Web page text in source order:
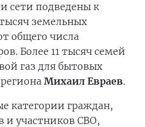
сети подведены к
земельных
общего числа
Более 11 тысяч семей
газ для бытовых
Михаил Евраев.
категории граждан,
и участников СВО,